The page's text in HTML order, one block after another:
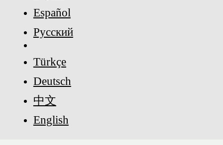
Español
Русский
Türkçe
Deutsch
中文
English